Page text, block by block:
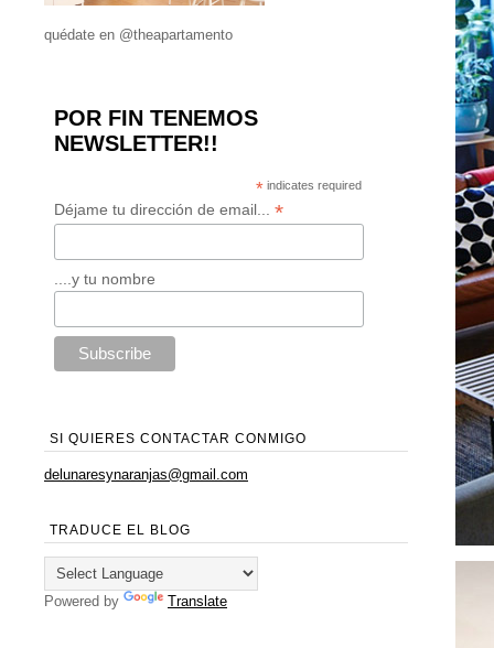
quédate en @theapartamento
POR FIN TENEMOS
NEWSLETTER!!
* indicates required
Déjame tu dirección de email... *
....y tu nombre
SI QUIERES CONTACTAR CONMIGO
delunaresynaranjas@gmail.com
TRADUCE EL BLOG
Powered by Translate